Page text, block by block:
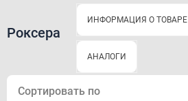
Роксера
ИНФОРМАЦИЯ О ТОВАРЕ
АНАЛОГИ
Сортировать по